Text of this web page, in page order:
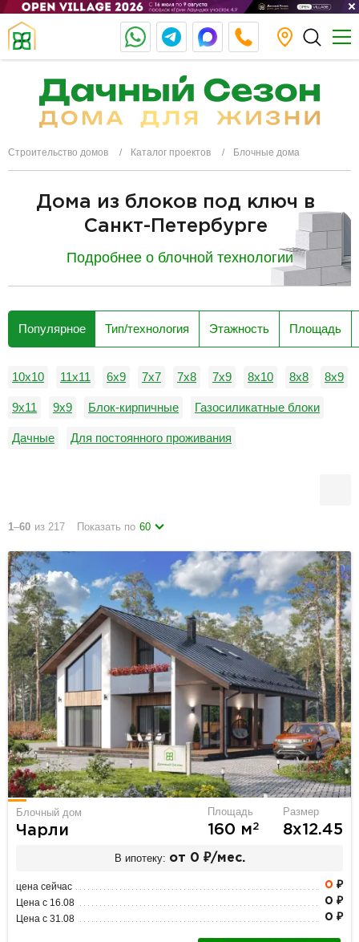
Строительство домов Каталог проектов Блочные дома
Дома из блоков под ключ в
Санкт-Петербурге
Подробнее о блочной технологии
Популярное Тип/технология Этажность Площадь
10х10 11х11 6х9 7х7 7х8 7х9 8х10 8х8 8х9
9х11 9х9 Блок-кирпичные Газосиликатные блоки
Дачные Для постоянного проживания
1–60 из 217 Показать по 60
Блочный дом
Чарли
Площадь
160 м2
Размер
8х12.45
В ипотеку: от 0 ₽/мес.
цена сейчас 0 ₽
Цена с 16.08 0 ₽
Цена с 31.08 0 ₽